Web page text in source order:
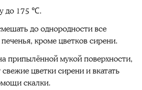
до 175 ℃.
до однородности все
кроме цветков сирени.
припылённой мукой поверхности,
цветки сирени и вкатать
скалки.